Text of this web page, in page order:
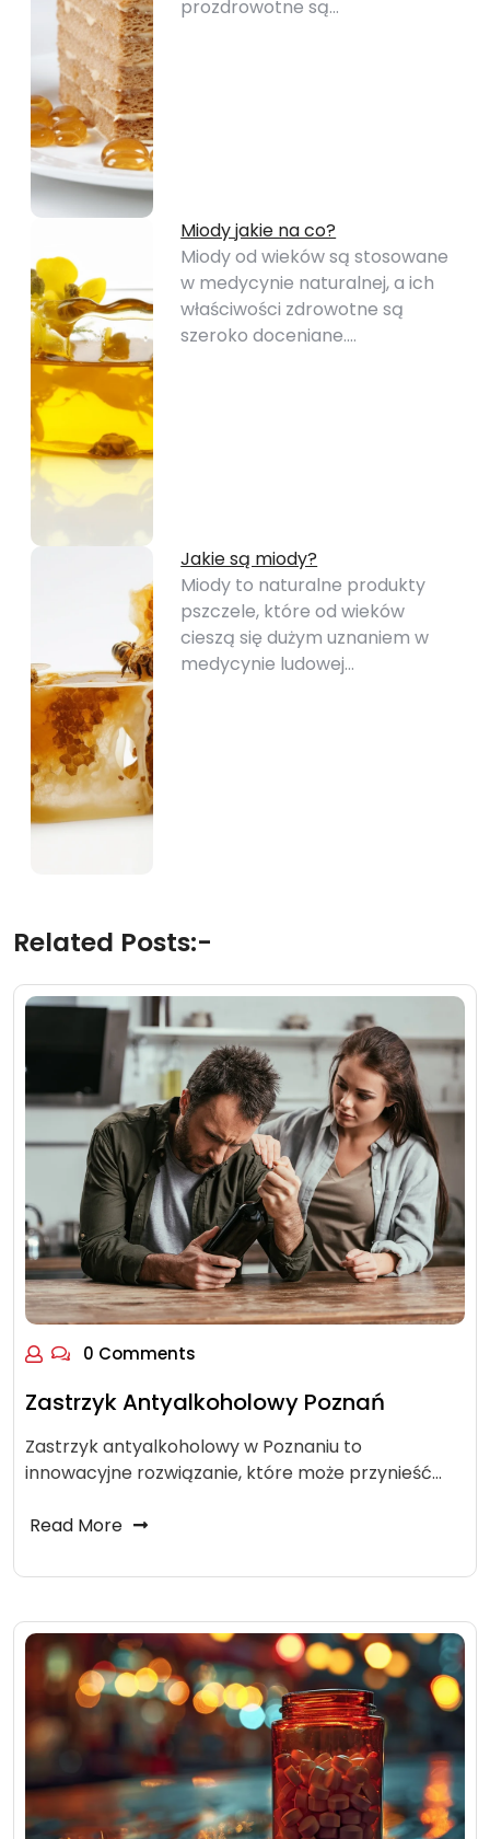
prozdrowotne są…
Miody jakie na co?
Miody od wieków są stosowane
w medycynie naturalnej, a ich
właściwości zdrowotne są
szeroko doceniane.…
Jakie są miody?
Miody to naturalne produkty
pszczele, które od wieków
cieszą się dużym uznaniem w
medycynie ludowej…
Related Posts:-
0 Comments
Zastrzyk Antyalkoholowy Poznań
Zastrzyk antyalkoholowy w Poznaniu to
innowacyjne rozwiązanie, które może przynieść…
Read More